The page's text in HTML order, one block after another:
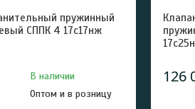
пружинный
СППК 4 17с17нж
В наличии
Оптом и в розницу
126